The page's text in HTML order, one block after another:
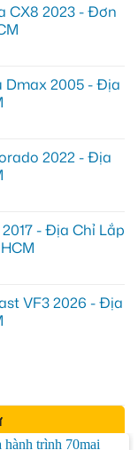
CX8 2023 - Đơn
Dmax 2005 - Địa
2022 - Địa
- Địa Chỉ Lắp
VF3 2026 - Địa